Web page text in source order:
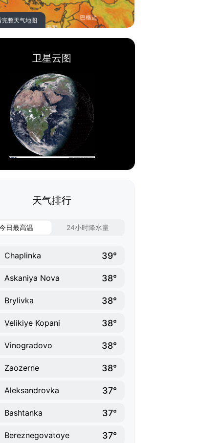
完整天气地图
卫星云图
天气排行
日最高温 24小时降水量
Chaplinka 39°
Askaniya Nova 38°
Brylivka 38°
Velikiye Kopani 38°
Vinogradovo 38°
Zaozerne 38°
Aleksandrovka 37°
Bashtanka 37°
Bereznegovatoye 37°